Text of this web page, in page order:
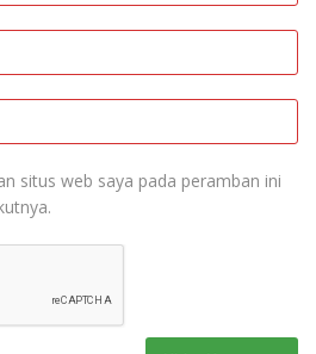
situs web saya pada peramban ini